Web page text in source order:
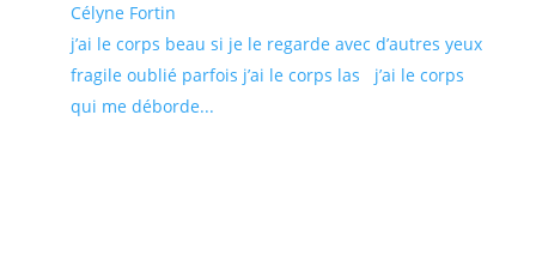
Célyne Fortin
j’ai le corps beau si je le regarde avec d’autres yeux
fragile oublié parfois j’ai le corps las j’ai le corps
qui me déborde...